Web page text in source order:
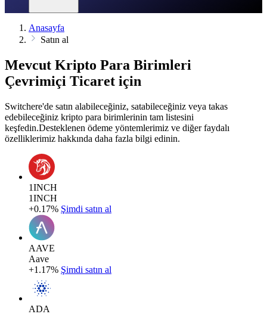
Anasayfa
Satın al
Mevcut Kripto Para Birimleri
Çevrimiçi Ticaret için
Switchere'de satın alabileceğiniz, satabileceğiniz veya takas
edebileceğiniz kripto para birimlerinin tam listesini
keşfedin.Desteklenen ödeme yöntemlerimiz ve diğer faydalı
özelliklerimiz hakkında daha fazla bilgi edinin.
1INCH
1INCH
+0.17% Şimdi satın al
AAVE
Aave
+1.17% Şimdi satın al
ADA